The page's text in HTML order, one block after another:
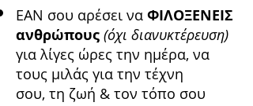
ΕΑΝ σου αρέσει να ΦΙΛΟΞΕΝΕΙΣ
ανθρώπους (όχι διανυκτέρευση)
για λίγες ώρες την ημέρα, να
τους μιλάς για την τέχνη
σου, τη ζωή & τον τόπο σου